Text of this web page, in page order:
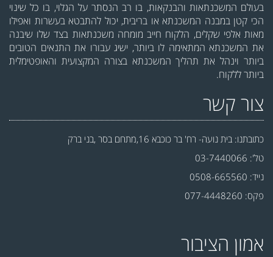
בעולם המשכנתאות והבנקאות, בו רב הנסתר על הגלוי, בו כל שינוי
הכי קטן במבנה המשכנתא או בריבית, יכול להתבטא בעשרות ואפילו
מאות אלפי שקלים, הלקוח חייב מומחה משכנתאות בצד שלו שיבנה
את המשכנתא המתאימה לו ביותר, ישיג עבורו את התנאים הטובים
ביותר וינהל את תהליך המשכנתא בצורה המקצועית והאופטימלית
ביותר ללקוח.
צור קשר
כתובתנו: בית נועה- רח' בר כוכבא 16,מתחם בסר ,בני ברק
טל': 03-7440066
נייד: 0508-665560
פקס: 077-4448260
אמון הציבור